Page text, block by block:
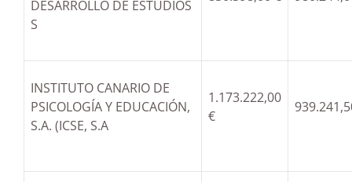
DESARROLLO DE ESTUDIOS
S
INSTITUTO CANARIO DE
PSICOLOGÍA Y EDUCACIÓN,
S.A. (ICSE, S.A
1.173.222,00
€